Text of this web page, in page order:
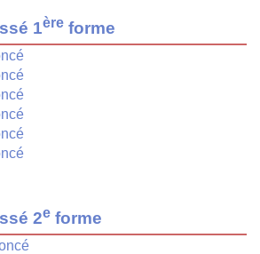
1ère forme
2e forme